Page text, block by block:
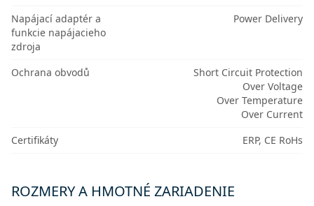
Napájací adaptér a
funkcie napájacieho
zdroja
Power Delivery
Ochrana obvodů
Short Circuit Protection
Over Voltage
Over Temperature
Over Current
Certifikáty
ERP, CE RoHs
ROZMERY A HMOTNÉ ZARIADENIE